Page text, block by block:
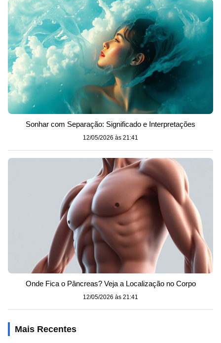
Sonhar com Separação: Significado e Interpretações
12/05/2026 às 21:41
Onde Fica o Pâncreas? Veja a Localização no Corpo
12/05/2026 às 21:41
Mais Recentes